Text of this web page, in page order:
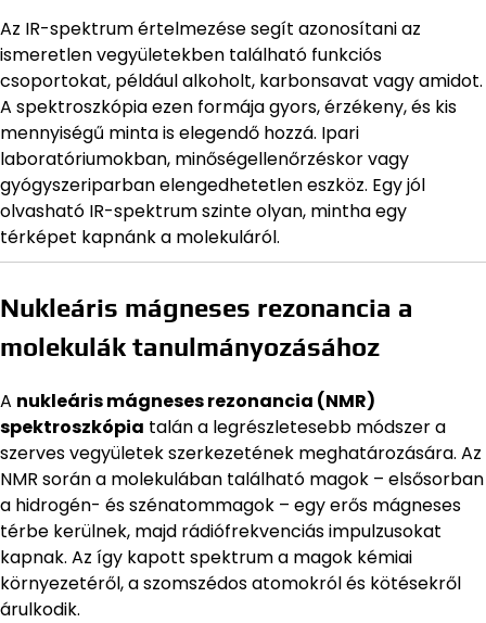
Az IR-spektrum értelmezése segít azonosítani az
ismeretlen vegyületekben található funkciós
csoportokat, például alkoholt, karbonsavat vagy amidot.
A spektroszkópia ezen formája gyors, érzékeny, és kis
mennyiségű minta is elegendő hozzá. Ipari
laboratóriumokban, minőségellenőrzéskor vagy
gyógyszeriparban elengedhetetlen eszköz. Egy jól
olvasható IR-spektrum szinte olyan, mintha egy
térképet kapnánk a molekuláról.
Nukleáris mágneses rezonancia a
molekulák tanulmányozásához
A nukleáris mágneses rezonancia (NMR)
spektroszkópia talán a legrészletesebb módszer a
szerves vegyületek szerkezetének meghatározására. Az
NMR során a molekulában található magok – elsősorban
a hidrogén- és szénatommagok – egy erős mágneses
térbe kerülnek, majd rádiófrekvenciás impulzusokat
kapnak. Az így kapott spektrum a magok kémiai
környezetéről, a szomszédos atomokról és kötésekről
árulkodik.